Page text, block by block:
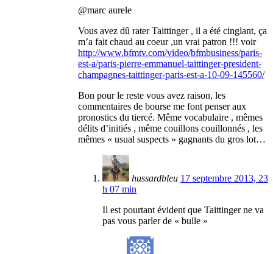
@marc aurele
Vous avez dû rater Taittinger , il a été cinglant, ça
m’a fait chaud au coeur ,un vrai patron !!! voir
http://www.bfmtv.com/video/bfmbusiness/paris-
est-a/paris-pierre-emmanuel-taittinger-president-
champagnes-taittinger-paris-est-a-10-09-145560/
Bon pour le reste vous avez raison, les
commentaires de bourse me font penser aux
pronostics du tiercé. Même vocabulaire , mêmes
délits d’initiés , même couillons couillonnés , les
mêmes « usual suspects » gagnants du gros lot…
hussardbleu 17 septembre 2013, 23
h 07 min
Il est pourtant évident que Taittinger ne va
pas vous parler de « bulle »